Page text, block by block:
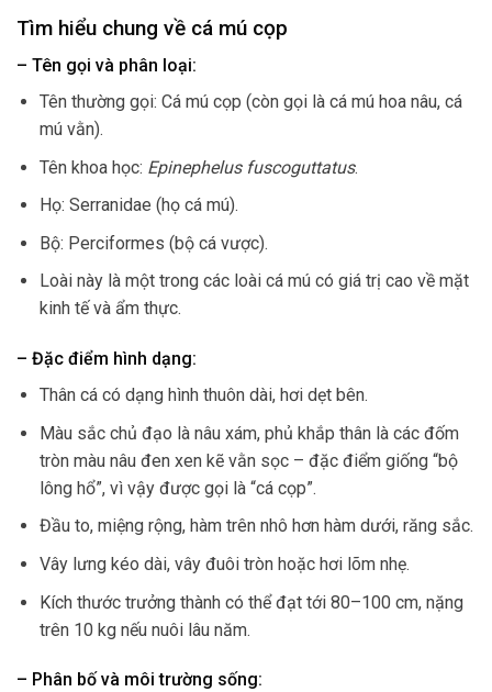
Tìm hiểu chung về cá mú cọp
– Tên gọi và phân loại:
Tên thường gọi: Cá mú cọp (còn gọi là cá mú hoa nâu, cá
mú vằn).
Tên khoa học: Epinephelus fuscoguttatus.
Họ: Serranidae (họ cá mú).
Bộ: Perciformes (bộ cá vược).
Loài này là một trong các loài cá mú có giá trị cao về mặt
kinh tế và ẩm thực.
– Đặc điểm hình dạng:
Thân cá có dạng hình thuôn dài, hơi dẹt bên.
Màu sắc chủ đạo là nâu xám, phủ khắp thân là các đốm
tròn màu nâu đen xen kẽ vằn sọc – đặc điểm giống “bộ
lông hổ”, vì vậy được gọi là “cá cọp”.
Đầu to, miệng rộng, hàm trên nhô hơn hàm dưới, răng sắc.
Vây lưng kéo dài, vây đuôi tròn hoặc hơi lõm nhẹ.
Kích thước trưởng thành có thể đạt tới 80–100 cm, nặng
trên 10 kg nếu nuôi lâu năm.
– Phân bố và môi trường sống: